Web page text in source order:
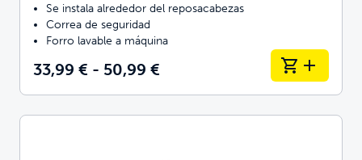
Se instala alrededor del reposacabezas
Correa de seguridad
Forro lavable a máquina
33,99 € - 50,99 €